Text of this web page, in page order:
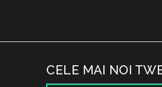
CELE MAI NOI